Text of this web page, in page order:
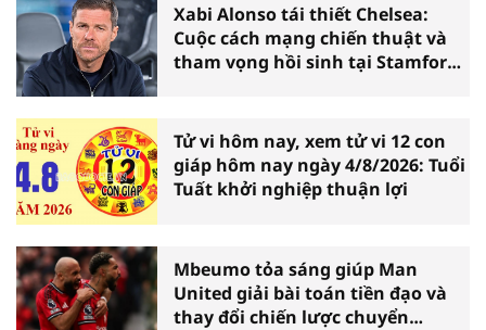
Xabi Alonso tái thiết Chelsea:
Cuộc cách mạng chiến thuật và
tham vọng hồi sinh tại Stamford
Tử vi hôm nay, xem tử vi 12 con
giáp hôm nay ngày 4/8/2026: Tuổi
Tuất khởi nghiệp thuận lợi
Mbeumo tỏa sáng giúp Man
United giải bài toán tiền đạo và
thay đổi chiến lược chuyển